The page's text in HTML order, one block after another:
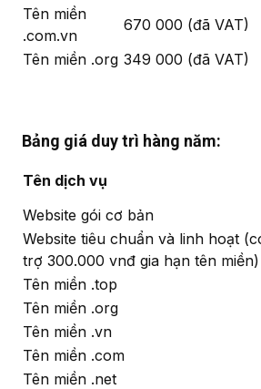
Tên miền
.com.vn
670 000 (đã VAT)
Tên miền .org 349 000 (đã VAT)
Bảng giá duy trì hàng năm:
Tên dịch vụ
Website gói cơ bản
Website tiêu chuẩn và linh hoạt
trợ 300.000 vnđ gia hạn tên miền)
Tên miền .top
Tên miền .org
Tên miền .vn
Tên miền .com
Tên miền .net